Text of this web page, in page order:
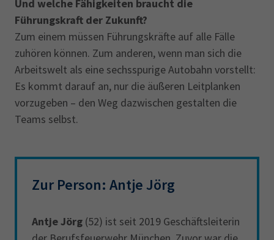
Und welche Fähigkeiten braucht die
Führungskraft der Zukunft?
Zum einem müssen Führungskräfte auf alle Fälle
zuhören können. Zum anderen, wenn man sich die
Arbeitswelt als eine sechsspurige Autobahn vorstellt:
Es kommt darauf an, nur die äußeren Leitplanken
vorzugeben – den Weg dazwischen gestalten die
Teams selbst.
Zur Person: Antje Jörg
Antje Jörg (52) ist seit 2019 Geschäftsleiterin